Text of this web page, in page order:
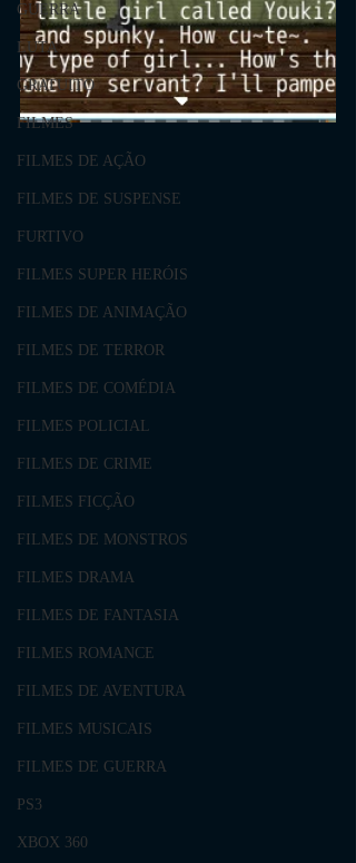
GUERRA
LUTA
GRATUITO
FILMES
FILMES DE AÇÃO
FILMES DE SUSPENSE
FURTIVO
FILMES SUPER HERÓIS
FILMES DE ANIMAÇÃO
FILMES DE TERROR
FILMES DE COMÉDIA
FILMES POLICIAL
FILMES DE CRIME
FILMES FICÇÃO
FILMES DE MONSTROS
FILMES DRAMA
FILMES DE FANTASIA
FILMES ROMANCE
FILMES DE AVENTURA
FILMES MUSICAIS
FILMES DE GUERRA
PS3
XBOX 360